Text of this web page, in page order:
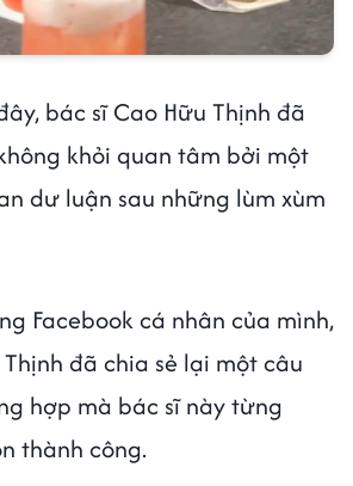
bác sĩ Cao Hữu Thịnh đã
khỏi quan tâm bởi một
dư luận sau những lùm xùm
Facebook cá nhân của mình,
đã chia sẻ lại một câu
hợp mà bác sĩ này từng
thành công.